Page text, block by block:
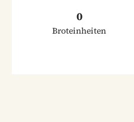
0
Broteinheiten